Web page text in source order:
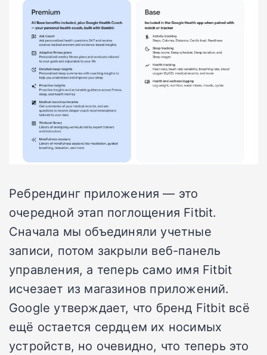
Ребрендинг приложения — это
очередной этап поглощения Fitbit.
Сначала мы объединяли учетные
записи, потом закрыли веб-панель
управления, а теперь само имя Fitbit
исчезает из магазинов приложений.
Google утверждает, что бренд Fitbit всё
ещё остается сердцем их носимых
устройств, но очевидно, что теперь это